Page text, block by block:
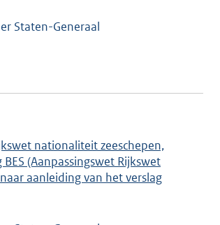
Staten-Generaal
nationaliteit zeeschepen,
(Aanpassingswet Rijkswet
aanleiding van het verslag